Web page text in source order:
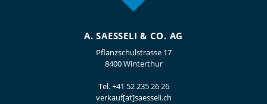
A. SAESSELI & CO. AG
Pflanzschulstrasse 17
8400 Winterthur
Tel.+41 52 235 26 26
verkauf[at]saesseli.ch